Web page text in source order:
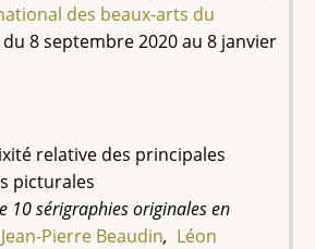
des beaux-arts du
du 8 septembre 2020 au 8 janvier
relative des principales
picturales
10 sérigraphies originales en
Jean-Pierre Beaudin, Léon